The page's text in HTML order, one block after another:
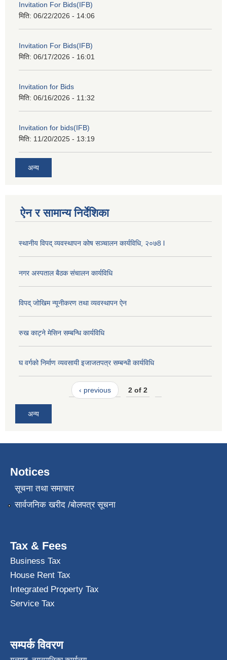
Invitation For Bids(IFB)
मिति: 06/22/2026 - 14:06
Invitation For Bids(IFB)
मिति: 06/17/2026 - 16:01
Invitation for Bids
मिति: 06/16/2026 - 11:32
Invitation for bids(IFB)
मिति: 11/20/2025 - 13:19
अन्य
ऐन र सामान्य निर्देशिका
स्थानीय विपद् व्यवस्थापन कोष सञ्चालन कार्यविधि, २०७8 l
नगर अस्पताल बैठक संचालन कार्यविधि
विपद् जोखिम न्यूनीकरण तथा व्यवस्थापन ऐन
रुख काट्ने मेसिन सम्बन्धि कार्यविधि
घ वर्गको निर्माण व्यवसायी इजाजतपत्र सम्बन्धी कार्यविधि
‹ previous 2 of 2
अन्य
Notices
सूचना तथा समाचार
सार्वजनिक खरीद /बोलपत्र सूचना
Tax & Fees
Business Tax
House Rent Tax
Integrated Property Tax
Service Tax
सम्पर्क विवरण